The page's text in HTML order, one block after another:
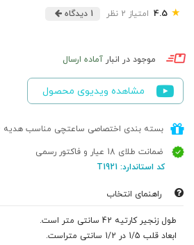
★
4.5 امتیاز 2 نظر 1 دیدگاه
موجود در انبار آماده ارسال
مشاهده ویدیوی محصول
بسته بندی اختصاصی ساعتچی مناسب هدیه +
ضمانت طلای 18 عیار و فاکتور رسمی
کد استاندارد: T1921
راهنمای انتخاب
طول زنجیر کارتیه 42 سانتی متر است.
ابعاد قلب 1/5 در 1/2 سانتی متراست.